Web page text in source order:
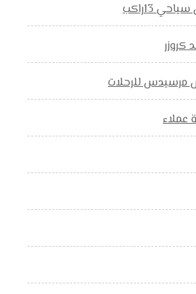
13راكب
كروزر
مرسيدس للرحلات
عملاء